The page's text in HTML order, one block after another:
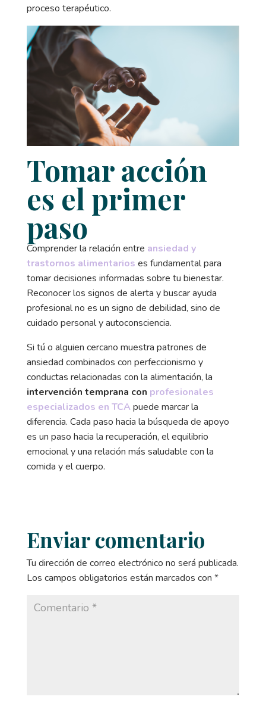
proceso terapéutico.
Tomar acción
es el primer
paso
Comprender la relación entre ansiedad y
trastornos alimentarios es fundamental para
tomar decisiones informadas sobre tu bienestar.
Reconocer los signos de alerta y buscar ayuda
profesional no es un signo de debilidad, sino de
cuidado personal y autoconsciencia.
Si tú o alguien cercano muestra patrones de
ansiedad combinados con perfeccionismo y
conductas relacionadas con la alimentación, la
intervención temprana con profesionales
especializados en TCApuede marcar la
diferencia. Cada paso hacia la búsqueda de apoyo
es un paso hacia la recuperación, el equilibrio
emocional y una relación más saludable con la
comida y el cuerpo.
Enviar comentario
Tu dirección de correo electrónico no será publicada.
Los campos obligatorios están marcados con *